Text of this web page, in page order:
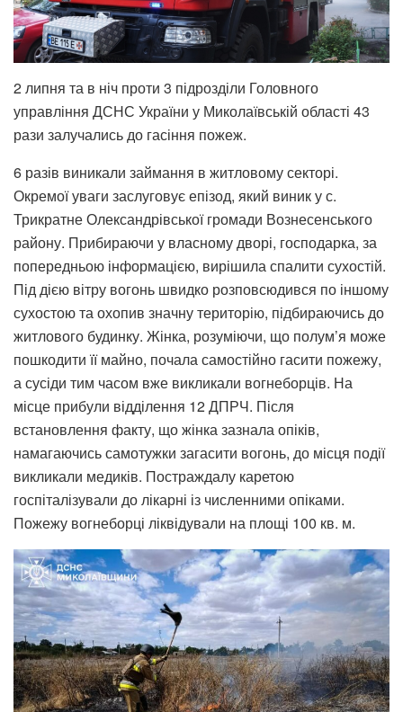
2липня та в ніч проти 3 підрозділи Головного
управління ДСНС України у Миколаївській області 43
рази залучались до гасіння пожеж.
6 разів виникали займання в житловому секторі.
Окремої уваги заслуговує епізод, який виник у с.
Трикратне Олександрівської громади Вознесенського
району. Прибираючи у власному дворі, господарка, за
попередньою інформацією, вирішила спалити сухостій.
Під дією вітру вогонь швидко розповсюдився по іншому
сухостою та охопив значну територію, підбираючись до
житлового будинку. Жінка, розуміючи, що полум’я може
пошкодити її майно, почала самостійно гасити пожежу,
а сусіди тим часом вже викликали вогнеборців. На
місце прибули відділення 12 ДПРЧ. Після
встановлення факту, що жінка зазнала опіків,
намагаючись самотужки загасити вогонь, до місця події
викликали медиків. Постраждалу каретою
госпіталізували до лікарні із численними опіками.
Пожежу вогнеборці ліквідували на площі 100 кв. м.